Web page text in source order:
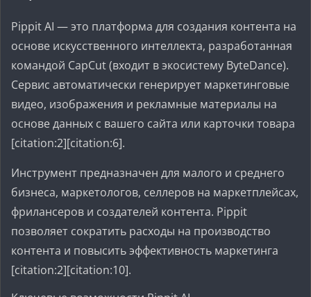
Pippit AI — это платформа для создания контента на
основе искусственного интеллекта, разработанная
командой CapCut (входит в экосистему ByteDance).
Сервис автоматически генерирует маркетинговые
видео, изображения и рекламные материалы на
основе данных с вашего сайта или карточки товара
[citation:2][citation:6].
Инструмент предназначен для малого и среднего
бизнеса, маркетологов, селлеров на маркетплейсах,
фрилансеров и создателей контента. Pippit
позволяет сократить расходы на производство
контента и повысить эффективность маркетинга
[citation:2][citation:10].